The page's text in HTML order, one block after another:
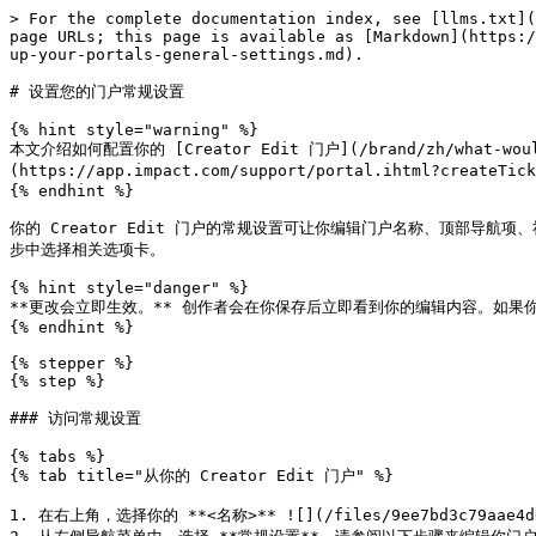
> For the complete documentation index, see [llms.txt](https://help.impact.com/llms.txt). Markdown versions of documentation pages are available by appending `.md` to page URLs; this page is available as [Markdown](https://help.impact.com/brand/zh/what-would-you-like-to-learn-about/creator-edit-configuration/general-settings/set-up-your-portals-general-settings.md).

# 设置您的门户常规设置

{% hint style="warning" %}
本文介绍如何配置你的 [Creator Edit 门户](/brand/zh/what-would-you-like-to-learn-about/creator-edit-configuration/creator-edit-overview.md). [联系我们](https://app.impact.com/support/portal.ihtml?createTicket=true&) 以了解更多信息。
{% endhint %}

你的 Creator Edit 门户的常规设置可让你编辑门户名称、顶部导航项、社交媒体链接、仪表板小组件和页脚内容。你可以直接从 Creator Edit 门户或通过你的 impact.com 账户设置访问门户的常规设置。请在以下每一步中选择相关选项卡。

{% hint style="danger" %}
**更改会立即生效。** 创作者会在你保存后立即看到你的编辑内容。如果你对某项设置不确定， [请联系支持](https://app.impact.com/support/portal.ihtml?createTicket=true&) ，再进行更改。
{% endhint %}

{% stepper %}
{% step %}

### 访问常规设置

{% tabs %}
{% tab title="从你的 Creator Edit 门户" %}

1. 在右上角，选择你的 **<名称>** ![](/files/9ee7bd3c79aae4d0667377d18611647c3469f8d1) **\[下拉菜单]** → **管理员**.
2. 从左侧导航菜单中，选择 **常规设置**。请参阅以下步骤来编辑你门户的常规设置。
   {% endtab %}

{% tab title="来自 impact.com " %}

1. 从顶部导航栏中，选择 ![](/files/34cff7cafbbfcd416778a35b63cb058c27bcda8b) **\[用户资料]** → **设置**.
2. 在右侧，位于 *项目设置*下，前往 **Creator Edit** → [**常规设置**](https://app.impact.com/secure/advertiser/fr/branded-portal/general-settings.ihtml)。请参阅以下步骤来编辑你门户的常规设置。
3. 调整好设置后，选择 **保存**.
   {% endtab %}
   {% endtabs %}
   {% endstep %}

{% step %}

### **编辑门户名称和顶部导航菜单**

{% tabs %}
{% tab title="从你的 Creator Edit 门户" %}

1. 在 *门户名称* 部分，选择 **编辑** 以更新门户名称。
   * 你的门户名称会作为浏览器标签页中的标题显示。
2. 在 *导航* 部分，选择 **编辑** ，对应你要更新的链接。
3. 在 *编辑顶部导航链接* 窗口，更新以下字段：
   * **链接名称：** 显示在顶部导航菜单中的名称。
   * **位置：** 按从左到右的顺序对导航链接排序，0 表示最左侧的链接。
   * 使用 ![](/files/3980f01ba7b178cc917bfb7b270feb4fac2992c6) **\[切换]** 以显示或隐藏该导航链接。
4. 选择 **提交**.
   * 刷新页面后，你的顶部导航菜单应会更新。
     {% endtab %}

{% tab title="来自 impact.com" %}

1. 更新你的 *门户名称***.**
2. 在 *导航* 部分后，你可以编辑顶部导航菜单：
   * 更新显示在顶部导航菜单中的门户名称。
   * 通过拖放 ![](/files/858947fb8a8a5290185b3664465cdda114ac9af1) **\[重新排列]** 图标，重新排列链接在顶部导航菜单中的显示顺序。
   * 要显示或隐藏顶部导航链接，请使用 ![](/files/b8a2be2d4a70145f54e544256367fc8fd1ee6eea) **\[切换]** 按&#x94AE;**.**
   * 。你也可以通过选择 ![](/files/a4d92afe6e302635e52a9d3b155bca7a8dedb2ea) **\[添加]** **添加另一个**
     * ，在顶部导航菜单中添加更多链接。你可以通过选择 ![](/files/95a25ff341f07fbb071e8ef472aa1c9486dd3628) **\[删除]**.
       {% endtab %}
       {% endtabs %}

<div data-with-frame="true"><figure><img src="/files/3d209a6d0f811f3b54018aa4e8362be3cc03ebc3" alt=""><figcaption></figcaption></figure></div>
{% endstep %}

{% step %}

### **添加或编辑社交媒体链接**

你可以添加任意社交媒体链接，以显示在门户页脚中。

{% tabs %}
{% tab title="从你的 Creator Edit 门户" %}

1. 在 *社交媒体链接* 部分，选择 ![](/files/a4d92afe6e302635e52a9d3b155bca7a8dedb2ea) **添加社交媒体链接**.
2. 输入以下信息：
   * **平台：** 输入社交门户名称。链接图标会根据门户名称自动更新。
     * 参阅 *支持的社交平台* ，查看可添加到页脚中的链接。
   * **